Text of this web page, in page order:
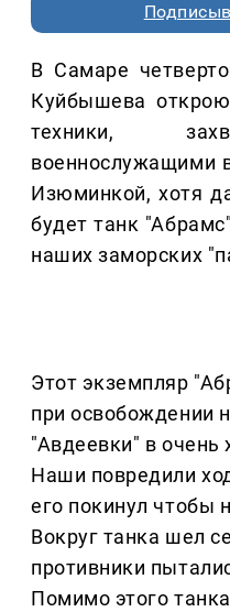
В Самаре
Куйбышева
техники,
военнослужащими
Изюминкой, хотя
будет танк
наших заморских
Этот экземпляр
при освобождении
"Авдеевки" в очень
Наши повредили
его покинул чтобы
Вокруг танка шел
противники
Помимо этого